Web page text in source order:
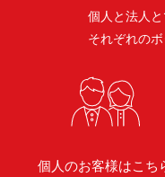
個人と法人と
それぞれの
個人のお客様はこち